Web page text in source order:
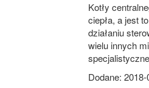
Kotły
ciepła, a jest
działaniu
wielu innych
Dodane: